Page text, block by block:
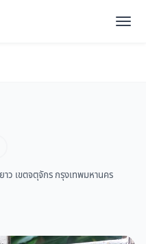
ว เขตจตุจักร กรุงเทพมหานคร